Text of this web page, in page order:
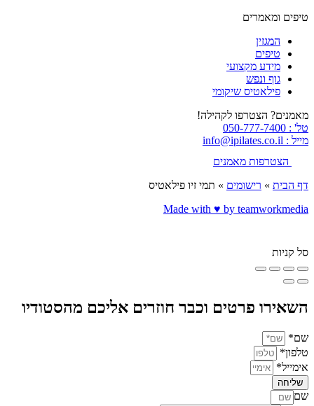
טיפים ומאמרים
המגזין
טיפים
מידע מקצועי
גוף ונפש
פילאטיס שיקומי
מאמנים? הצטרפו לקהילה!
טל' : 050-777-7400
מייל : info@ipilates.co.il
הצטרפות מאמנים
דף הבית » רישומים » תמי זיו פילאטיס
Made with ♥️ by teamworkmedia
סל קניות
השאירו פרטים וכבר חוזרים אליכם מהסטודיו
שם*
טלפון*
אימייל*
שליחה
שם